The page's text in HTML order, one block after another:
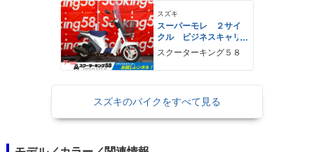
スズキ
スーパーモレ ２サイ
クル ビジネスキャリ
ア スクリーン付き
ノーマル
スクーターキング５８
スズキのバイクをすべて見る